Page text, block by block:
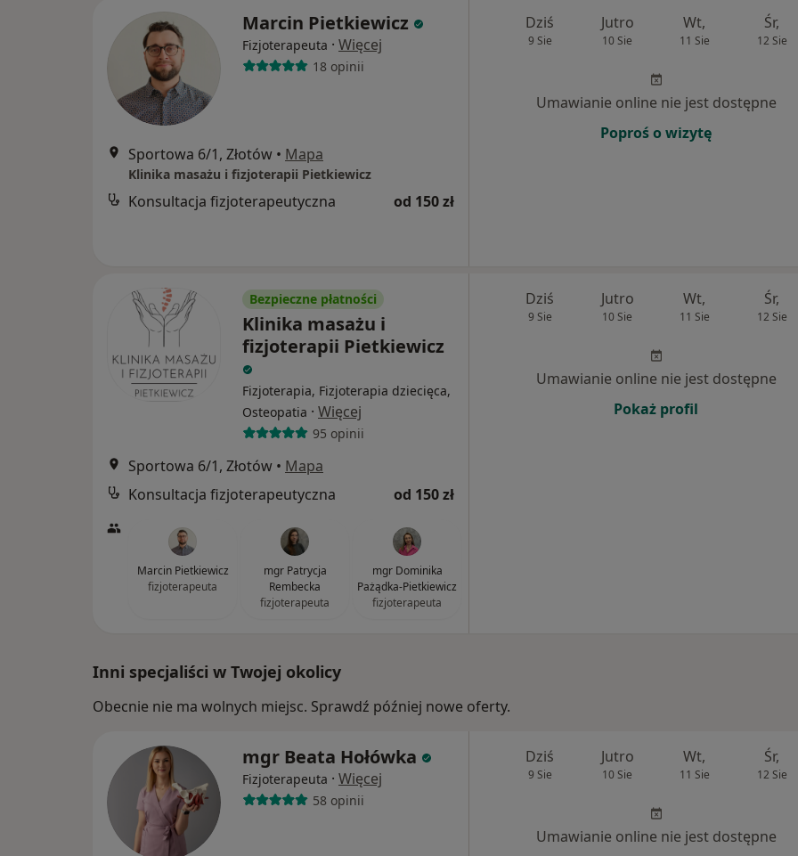
Marcin Pietkiewicz
Fizjoterapeuta · Więcej
18 opinii
Sportowa 6/1, Złotów • Mapa
Klinika masażu i fizjoterapii Pietkiewicz
Konsultacja fizjoterapeutyczna od 150 zł
Dziś
9 Sie
Jutro
10 Sie
Wt,
11 Sie
Śr,
12 Sie
Umawianie online nie jest dostępne
Poproś o wizytę
Bezpieczne płatności
Klinika masażu i
fizjoterapii Pietkiewicz
Fizjoterapia, Fizjoterapia dziecięca,
Osteopatia · Więcej
95 opinii
Sportowa 6/1, Złotów • Mapa
Konsultacja fizjoterapeutyczna
od 150 zł
Marcin Pietkiewicz
fizjoterapeuta
mgr Patrycja
Rembecka
fizjoterapeuta
mgr Dominika
Pażądka-Pietkiewicz
fizjoterapeuta
Dziś
9 Sie
Jutro
10 Sie
Wt,
11 Sie
Śr,
12 Sie
Umawianie online nie jest dostępne
Pokaż profil
Inni specjaliści w Twojej okolicy
Obecnie nie ma wolnych miejsc. Sprawdź później nowe oferty.
mgr Beata Hołówka
Fizjoterapeuta · Więcej
58 opinii
Dziś
9 Sie
Jutro
10 Sie
Wt,
11 Sie
Śr,
12 Sie
Umawianie online nie jest dostępne